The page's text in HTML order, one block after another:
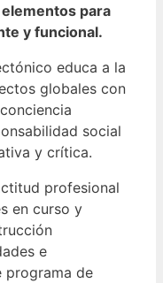
para
y funcional.
educa a la
globales con
social
y crítica.
profesional
en curso y
e
programa de